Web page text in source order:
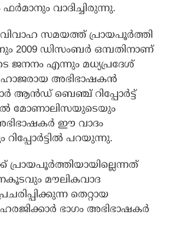
വാദിച്ചിരുന്നു.
സമയത്ത് പ്രായപൂര്‍ത്തി
2009 ഡിസംബര്‍ ഒമ്പതിനാണ്
ജനനം എന്നും മധ്യപ്രദേശ്
ഹാജരായ അഭിഭാഷകന്‍
ആന്‍ഡ് ബെഞ്ച് റിപ്പോര്‍ട്ട്
മോണാലിസയുടെയും
ഈ വാദം
റിപ്പോര്‍ട്ടില്‍ പറയുന്നു.
മൗലികവാദ
തെറ്റായ
ഭാഗം അഭിഭാഷകര്‍